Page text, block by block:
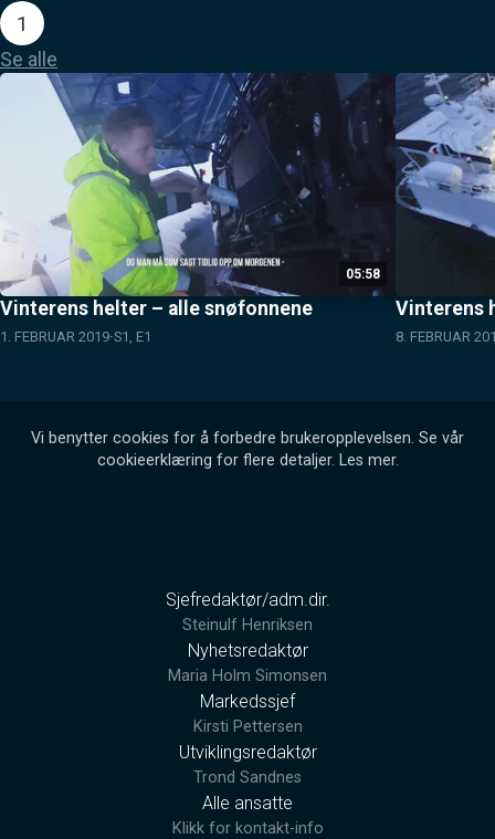
1
Se alle
05:58
Vinterens helter – alle snøfonnene
1. FEBRUAR 2019 S1, E1
Vinterens
8. FEBRUAR
Vi benytter cookies for å forbedre brukeropplevelsen. Se vår
cookieerklæring for flere detaljer. Les mer.
Sjefredaktør/adm.dir.
Steinulf Henriksen
Nyhetsredaktør
Maria Holm Simonsen
Markedssjef
Kirsti Pettersen
Utviklingsredaktør
Trond Sandnes
Alle ansatte
Klikk for kontakt-info